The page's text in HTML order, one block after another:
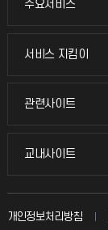
주요서비스
주요서비스
교무회의방송
입학안내
서비스 지킴이
서비스 지킴이
묻고 답하기
칭찬마당
관련사이트
관련사이트
국방헬프콜
교내사이트
교내사이트
교수회
개인정보처리방침